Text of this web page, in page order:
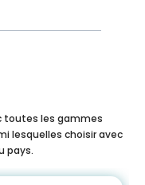
toutes les gammes
lesquelles choisir avec
pays.